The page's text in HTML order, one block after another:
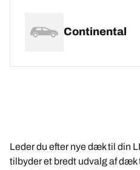
Continental
Leder du efter nye dæk til din
tilbyder et bredt udvalg af